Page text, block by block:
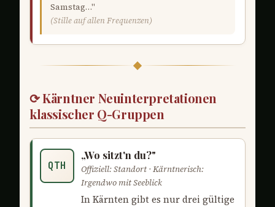
Samstag…"
(Stille auf allen Frequenzen)
⟳ Kärntner Neuinterpretationen
klassischer Q-Gruppen
QTH
„Wo sitzt'n du?"
Offiziell: Standort · Kärntnerisch:
Irgendwo mit Seeblick
In Kärnten gibt es nur drei gültige